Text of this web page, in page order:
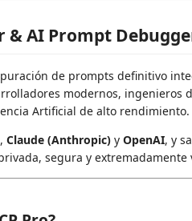
& AI Prompt
de prompts definitivo
modernos, ingenieros
Artificial de alto rendimiento.
, Claude (Anthropic) y OpenAI, y
segura y extremadamente